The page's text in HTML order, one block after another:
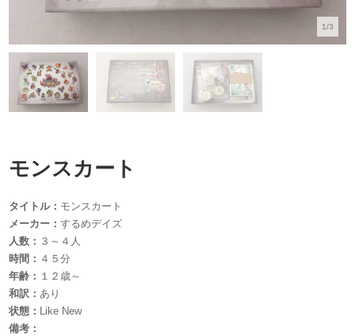
1/3
モンスカート
タイトル： モンスカート
メーカー：するめデイズ
人数： ３～４人
時間： ４５分
年齢： １２歳～
和訳：あり
状態： Like New
備考：